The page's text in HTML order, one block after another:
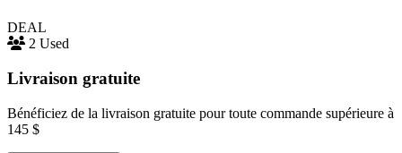
DEAL
2 Used
Livraison gratuite
Bénéficiez de la livraison gratuite pour toute commande supérieure à
145 $